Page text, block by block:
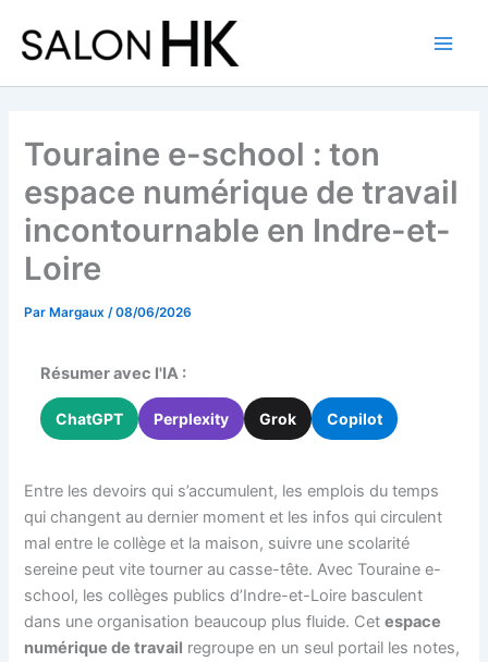
contenu
Touraine e-school : ton
espace numérique de travail
incontournable en Indre-et-
Loire
ParMargaux /08/06/2026
Résumer avec l'IA :
ChatGPT Perplexity Grok Copilot
Entre les devoirs qui s’accumulent, les emplois du temps
qui changent au dernier moment et les infos qui circulent
mal entre le collège et la maison, suivre une scolarité
sereine peut vite tourner au casse-tête. Avec Touraine e-
school, les collèges publics d’Indre-et-Loire basculent
dans une organisation beaucoup plus fluide. Cetespace
numérique de travail regroupe en un seul portail les notes,